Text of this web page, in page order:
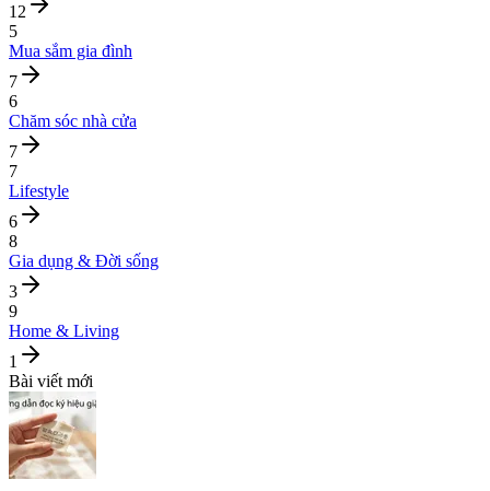
12
5
Mua sắm gia đình
7
6
Chăm sóc nhà cửa
7
7
Lifestyle
6
8
Gia dụng & Đời sống
3
9
Home & Living
1
Bài viết mới